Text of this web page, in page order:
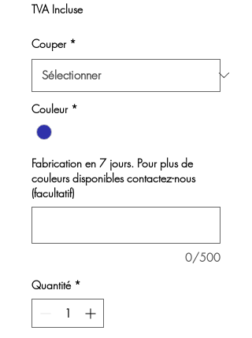
TVA Incluse
Couper *
Couleur *
Fabrication en 7 jours. Pour plus de
couleurs disponibles contactez-nous
(facultatif)
0/500
Quantité *